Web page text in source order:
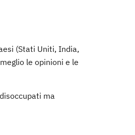
(Stati Uniti, India,
le opinioni e le
ma